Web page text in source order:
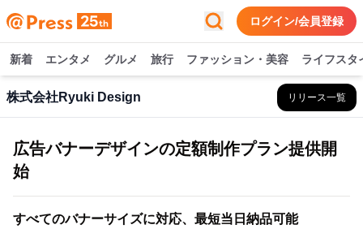
ログイン/会員登録
新着 エンタメ グルメ 旅行 ファッション・美容 ライフスタ
株式会社Ryuki Design リリース一覧
広告バナーデザインの定額制作プラン提供開
始
すべてのバナーサイズに対応、最短当日納品可能